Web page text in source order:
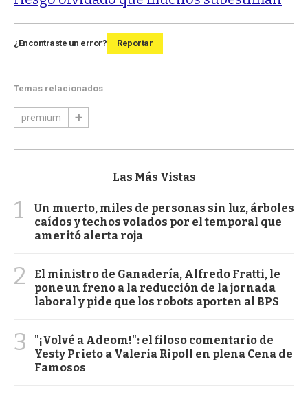
¿Encontraste un error? Reportar
Temas relacionados
premium
Las Más Vistas
1
Un muerto, miles de personas sin luz, árboles
caídos y techos volados por el temporal que
ameritó alerta roja
2
El ministro de Ganadería, Alfredo Fratti, le
pone un freno a la reducción de la jornada
laboral y pide que los robots aporten al BPS
3
"¡Volvé a Adeom!": el filoso comentario de
Yesty Prieto a Valeria Ripoll en plena Cena de
Famosos